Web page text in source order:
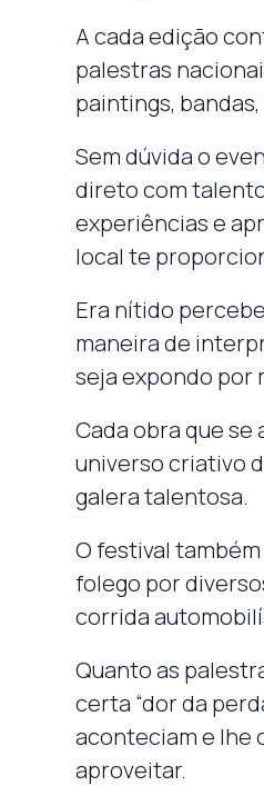
A cada edição
palestras
paintings,
Sem dúvida o
direto com
experiências e
local te
Era nítido
maneira de
seja expondo por
Cada obra que
universo criativo
galera talentosa.
O festival
folego por
corrida
Quanto as
certa “dor da
aconteciam e lhe
aproveitar.